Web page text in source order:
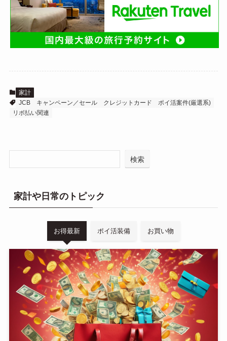
家計
JCB
キャンペーン／セール クレジットカード
ポイ活案件(厳選系)
リボ払い関連
検索
家計や日常のトピック
お得最新 ポイ活装備 お買い物